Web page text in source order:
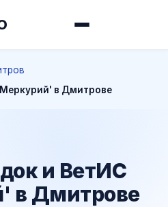
в Дмитрове
и ВетИС
в Дмитрове